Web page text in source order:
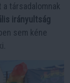
a társadalomnak
irányultság
sem kéne